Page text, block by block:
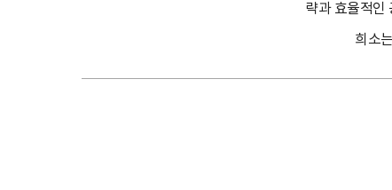
략과 효율적인
희소